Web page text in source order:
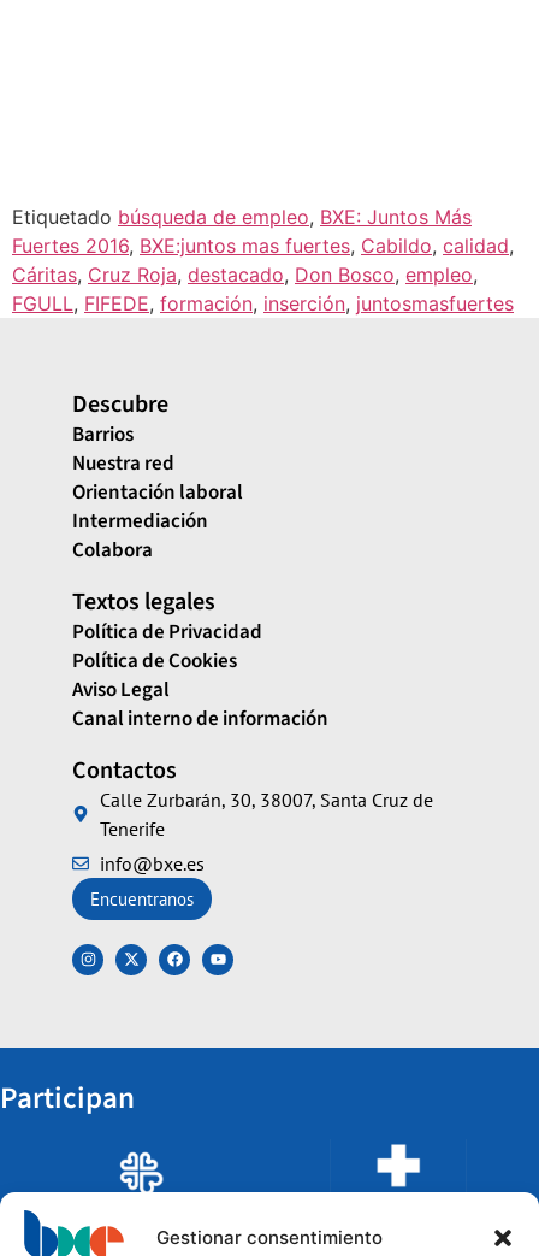
Gestionar consentimiento
Etiquetado búsqueda de empleo, BXE: Juntos Más
Fuertes 2016, BXE:juntos mas fuertes, Cabildo, calidad,
Cáritas, Cruz Roja, destacado, Don Bosco, empleo,
FGULL, FIFEDE, formación, inserción, juntosmasfuertes
Descubre
Barrios
Nuestra red
Orientación laboral
Intermediación
Colabora
Textos legales
Política de Privacidad
Política de Cookies
Aviso Legal
Canal interno de información
Contactos
Calle Zurbarán, 30, 38007, Santa Cruz de
Tenerife
info@bxe.es
Encuentranos
Participan